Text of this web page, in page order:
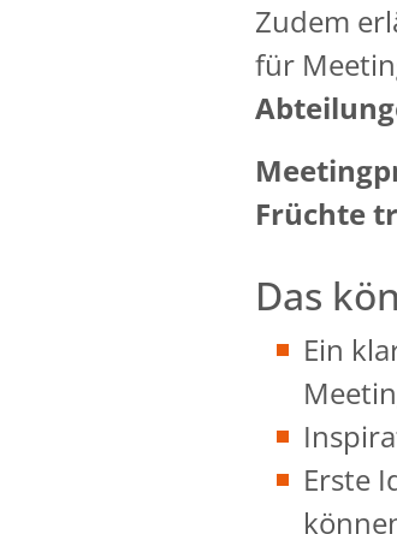
Zudem
für
Früchte
Das
Ein
Erste